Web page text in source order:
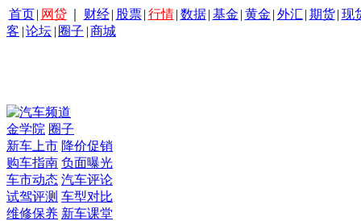
首页 | 网贷 财经 | 股票 | 行情 | 数据 | 基金 | 黄金 | 外汇 | 期货 | 现
客 |论坛 | 圈子 |商城
金学院 圈子
新车上市 降价促销
购车指南 负面曝光
车市动态 汽车评论
试驾评测 车型对比
维修保养 新车课堂